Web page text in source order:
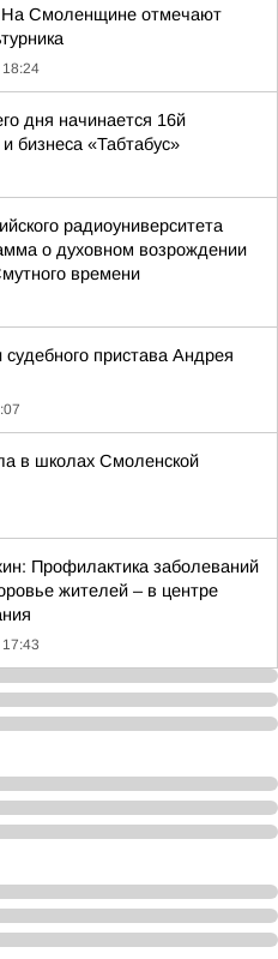
На Смоленщине отмечают
18:24
дня начинается 16й
бизнеса «Табтабус»
радиоуниверситета
о духовном возрождении
времени
пристава Андрея
в школах Смоленской
Профилактика заболеваний
жителей – в центре